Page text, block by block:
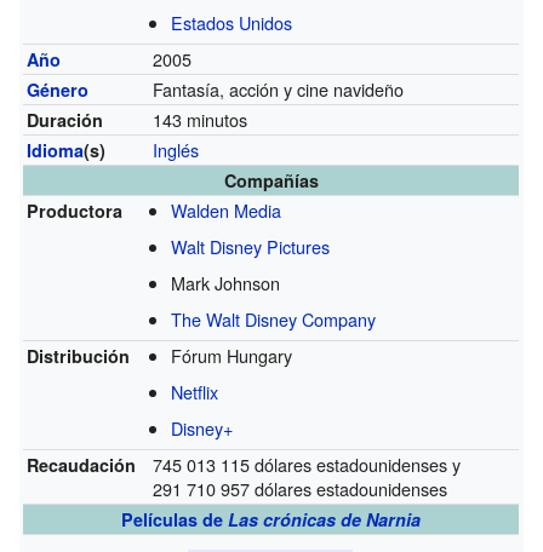
Estados Unidos
Año 2005
Género Fantasía, acción y cine navideño
Duración 143 minutos
Idioma(s) Inglés
Compañías
Productora
Walden Media
Walt Disney Pictures
Mark Johnson
The Walt Disney Company
Distribución
Fórum Hungary
Netflix
Disney+
Recaudación
745 013 115 dólares estadounidenses y
291 710 957 dólares estadounidenses
Películas de Las crónicas de Narnia